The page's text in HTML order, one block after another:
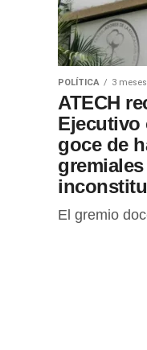
POLÍTICA 3
ATECH
Ejecutivo
goce de
El gremio